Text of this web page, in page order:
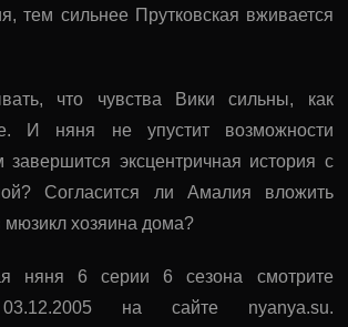
тем сильнее Прутковская вживается
что чувства Вики сильны, как
И няня не упустит возможности
завершится эксцентричная история с
Согласится ли Амалия вложить
мюзикл хозяина дома?
няня 6 серии 6 сезона смотрите
на сайте nyanya.su.